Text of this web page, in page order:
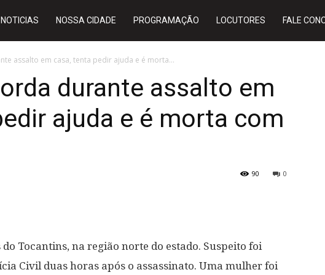
NOTICIAS NOSSA CIDADE PROGRAMAÇÃO LOCUTORES FALE
assalto em casa, tenta pedir ajuda e é morta...
durante assalto em
ajuda e é morta com
0
90
Tocantins, na região norte do estado. Suspeito foi
Civil duas horas após o assassinato. Uma mulher foi